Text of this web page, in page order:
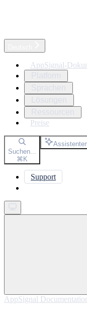
AppSignal-
Preise
Suchen...
⌘K
Support
AppSignal